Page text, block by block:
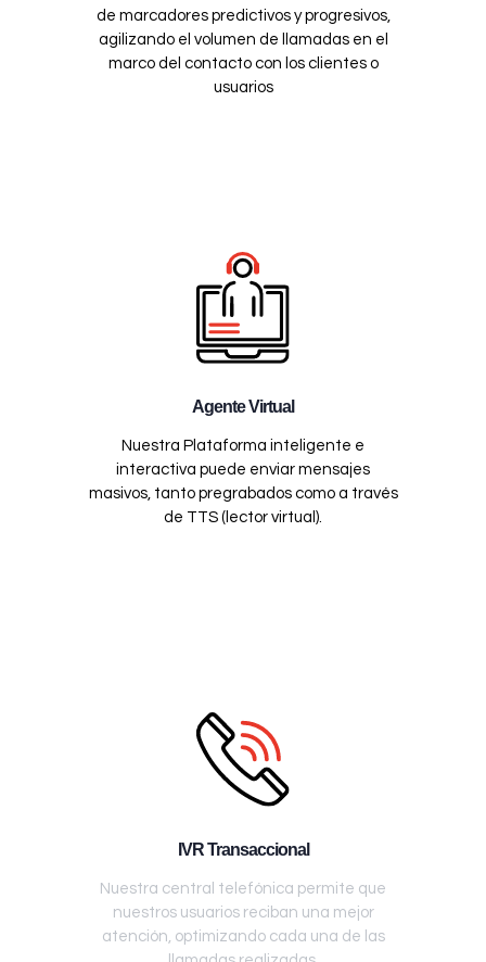
de marcadores predictivos y progresivos,
agilizando el volumen de llamadas en el
marco del contacto con los clientes o
usuarios
Agente Virtual
Nuestra Plataforma inteligente e
interactiva puede enviar mensajes
masivos, tanto pregrabados como a través
de TTS (lector virtual).
IVR Transaccional
Nuestra central telefónica permite que
nuestros usuarios reciban una mejor
atención, optimizando cada una de las